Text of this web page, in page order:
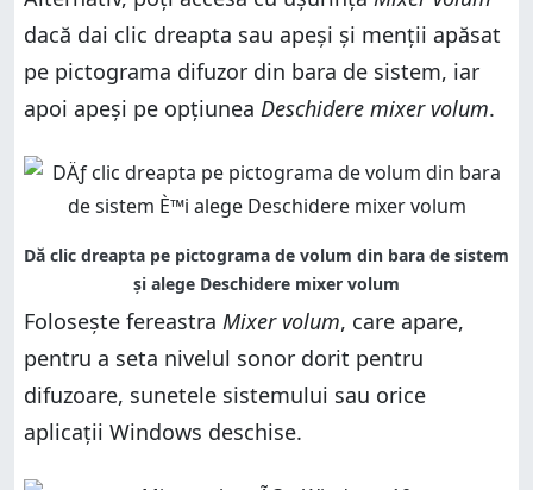
dacă dai clic dreapta sau apeși și menții apăsat
pe pictograma difuzor din bara de sistem, iar
apoi apeși pe opțiunea Deschidere mixer volum.
Folosește fereastra Mixer volum, care apare,
pentru a seta nivelul sonor dorit pentru
difuzoare, sunetele sistemului sau orice
aplicații Windows deschise.